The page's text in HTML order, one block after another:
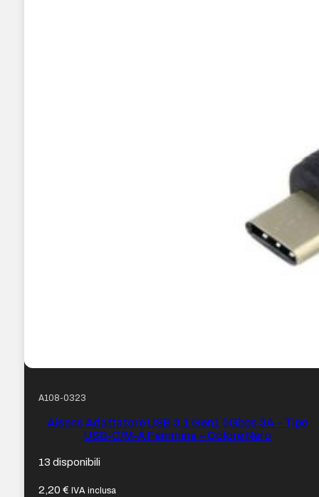
A108-0323
Aisens Adattatore USB 3.1 Gen1 5Gbps 3A – Tipo
USB-C/M-A Femmina – Colore Nero
13 disponibili
2,20€ IVA inclusa